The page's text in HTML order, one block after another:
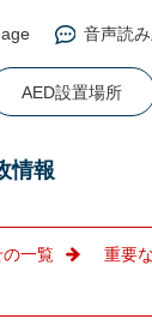
音声読
AED設置場所
情報
一覧 重要